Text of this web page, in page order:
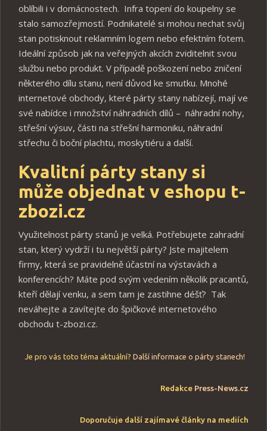
oblíbili i v domácnostech. Infra topení do koupelny se
stalo samozřejmostí. Podnikatelé si mohou nechat svůj
stan potisknout reklamním logem nebo efektním fotem.
Ideální způsob jak na veřejných akcích zviditelnit svou
službu nebo produkt. V případě poškození nebo zničení
některého dílu stanu, není důvod ke smutku. Mnohé
internetové obchody, které párty stany nabízejí, mají ve
své nabídce i množství náhradních dílů – náhradní nohy,
střešní výsuv, části na střešní harmoniku, náhradní
střechu či boční plachtu, moskytiéru a další.
Kvalitní párty stany si
může objednat v eshopu t-
zbozi.cz
Využitelnost párty stanů je velká. Potřebujete zahradní
stan, který vydrží i tu největší párty? Jste majitelem
firmy, která se pravidelně účastní na výstavách a
konferencích? Máte pod svým vedením několik pracantů,
kteří dělají venku, a sem tam je zastihne déšť? Tak
neváhejte a zavítejte do špičkové internetového
obchodu t-zbozi.cz.
Je pro vás toto téma aktuální? Další informace o párty stanech!
Redakce Press-News.cz
Doporučuje další zajímavé články na mediích